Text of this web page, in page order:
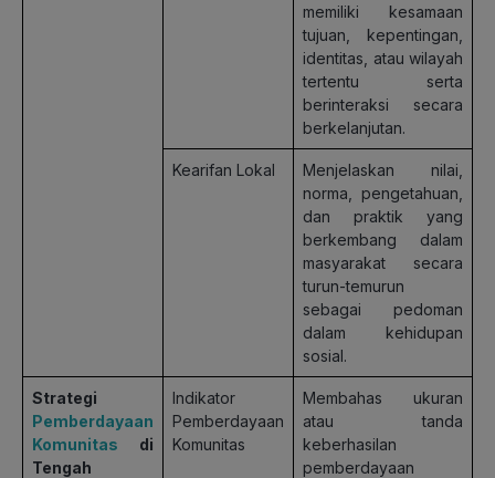
memiliki kesamaan
tujuan, kepentingan,
identitas, atau wilayah
tertentu serta
berinteraksi secara
berkelanjutan.
Kearifan Lokal
Menjelaskan nilai,
norma, pengetahuan,
dan praktik yang
berkembang dalam
masyarakat secara
turun-temurun
sebagai pedoman
dalam kehidupan
sosial.
Strategi
Pemberdayaan
Komunitas di
Tengah
Indikator
Pemberdayaan
Komunitas
Membahas ukuran
atau tanda
keberhasilan
pemberdayaan